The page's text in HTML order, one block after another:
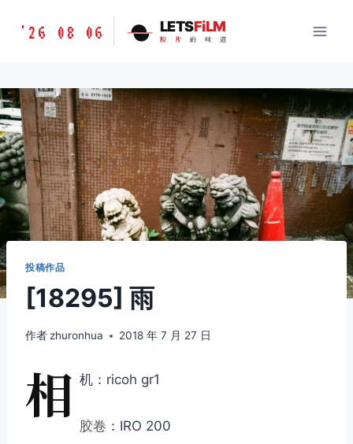
胶
味
道
LETSFILM
'26 08 06 LETSFiLM
胶 片 的 味 道
投稿作品
[18295] 雨
作者 zhuronhua 2018 年 7 月 27 日
相 机：ricoh gr1
胶卷 ：IRO 200